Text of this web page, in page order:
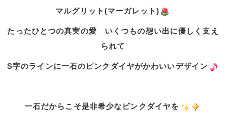
マルグリット(マーガレット)
たったひとつの真実の愛 いくつもの想い出に優しく支え
られて
S字のラインに一石のピンクダイヤがかわいいデザイン
一石だからこそ是非希少なピンクダイヤを